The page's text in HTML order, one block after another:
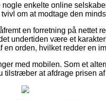
enkelte online
om at modtage den
en forretning på nettet
undertiden være et
orden, hvilket redder en
med mobilen. Som et
tilstræber at afdrage prisen